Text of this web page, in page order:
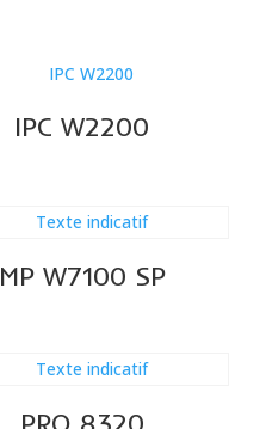
IPC W2200
MP W7100 SP